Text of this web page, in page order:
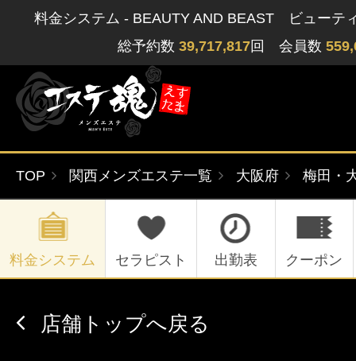
料金システム - BEAUTY AND BEAST ビューテ
総予約数 39,717,817回 会員数
閲覧履歴
ゲストさん
関西版
北海道・東北版 九州・沖縄版
無料会員登録
ログイン
TOP 関西メンズエステ一覧 大阪府 梅田・
料金システム セラピスト 出勤表 クーポン
店舗トップへ戻る